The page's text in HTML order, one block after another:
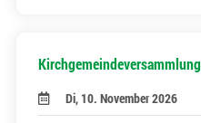
Kirchgemeindeversammlung
Di, 10. November 2026